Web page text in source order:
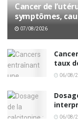
Cancer de
symptômes,
07/08/2026
taux
06/08/
06/08/